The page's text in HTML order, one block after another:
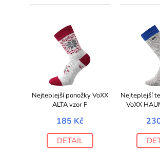
Nejteplejší ponožky VoXX
ALTA vzor F
185 Kč
DETAIL
Nejteplejší
VoXX